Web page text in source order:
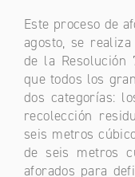
Este proceso de
agosto, se
de la Resolución
que todos los
dos categorías:
recolección
seis metros
de seis metros
aforados para